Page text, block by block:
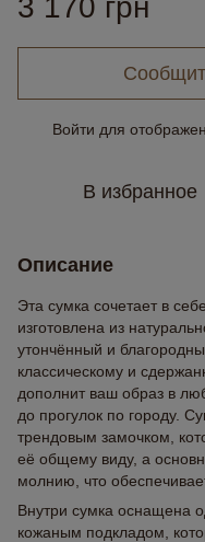
3 170 грн
Войти для
В избранное
Описание
Эта сумка сочетает в
изготовлена из
утончённый и
классическому и
дополнит ваш образ в
до прогулок по городу.
трендовым замочком,
её общему виду, а
молнию, что
Внутри сумка оснащена
кожаным подкладом,